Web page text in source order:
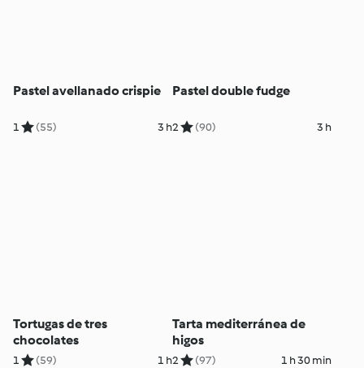
Pastel avellanado crispie
1 (55) 3 h
Pastel double fudge
2 (90) 3 h
Tortugas de tres
chocolates
1 (59) 1 h
Tarta mediterránea de
higos
2 (97) 1 h 30 min